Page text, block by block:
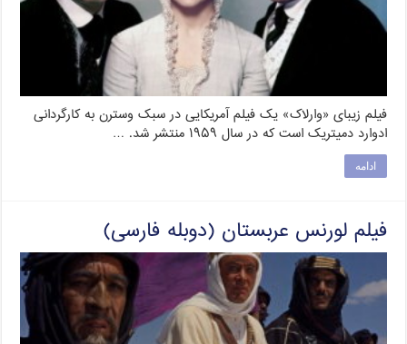
فیلم زیبای «وارلاک» یک فیلم آمریکایی در سبک وسترن به کارگردانی
ادوارد دمیتریک است که در سال ۱۹۵۹ منتشر شد. …
ادامه
فیلم لورنس عربستان (دوبله فارسی)